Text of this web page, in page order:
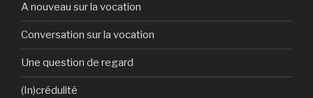
A nouveau sur la vocation
Conversation sur la vocation
Une question de regard
(In)crédulité